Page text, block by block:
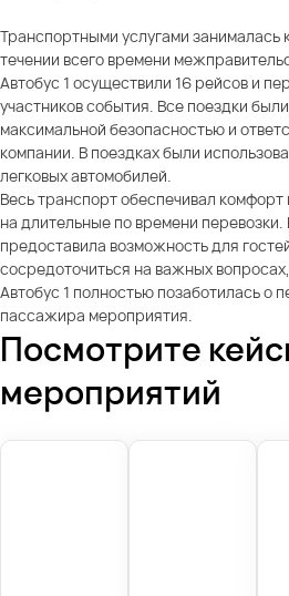
Транспортными услугами занималась
течении всего времени
Автобус 1 осуществили 16 рейсов и
участников события. Все поездки
максимальной безопасностью и
компании. В поездках были
легковых автомобилей.
Весь транспорт обеспечивал
на длительные по времени перевозки.
предоставила возможность для
сосредоточиться на важных
Автобус 1 полностью позаботилась о
пассажира мероприятия.
Посмотрите
мероприятий